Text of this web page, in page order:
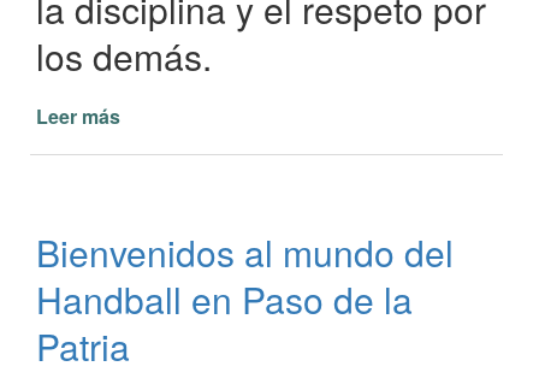
los demás.
Leer más
Liga
Paseña
de
Infantil
Bienvenidos al mundo del
Handball en Paso de la
Patria